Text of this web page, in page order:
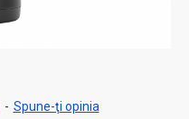
- Spune-ţi opinia